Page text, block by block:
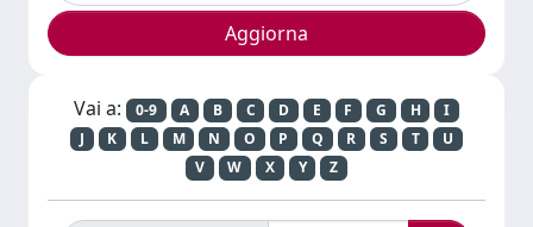
Vai a: 0-9 A B C D E F G H
I
J
K L M N O P Q R S T
U
V
W X Y Z